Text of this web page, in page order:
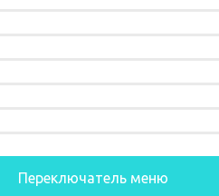
Переключатель меню